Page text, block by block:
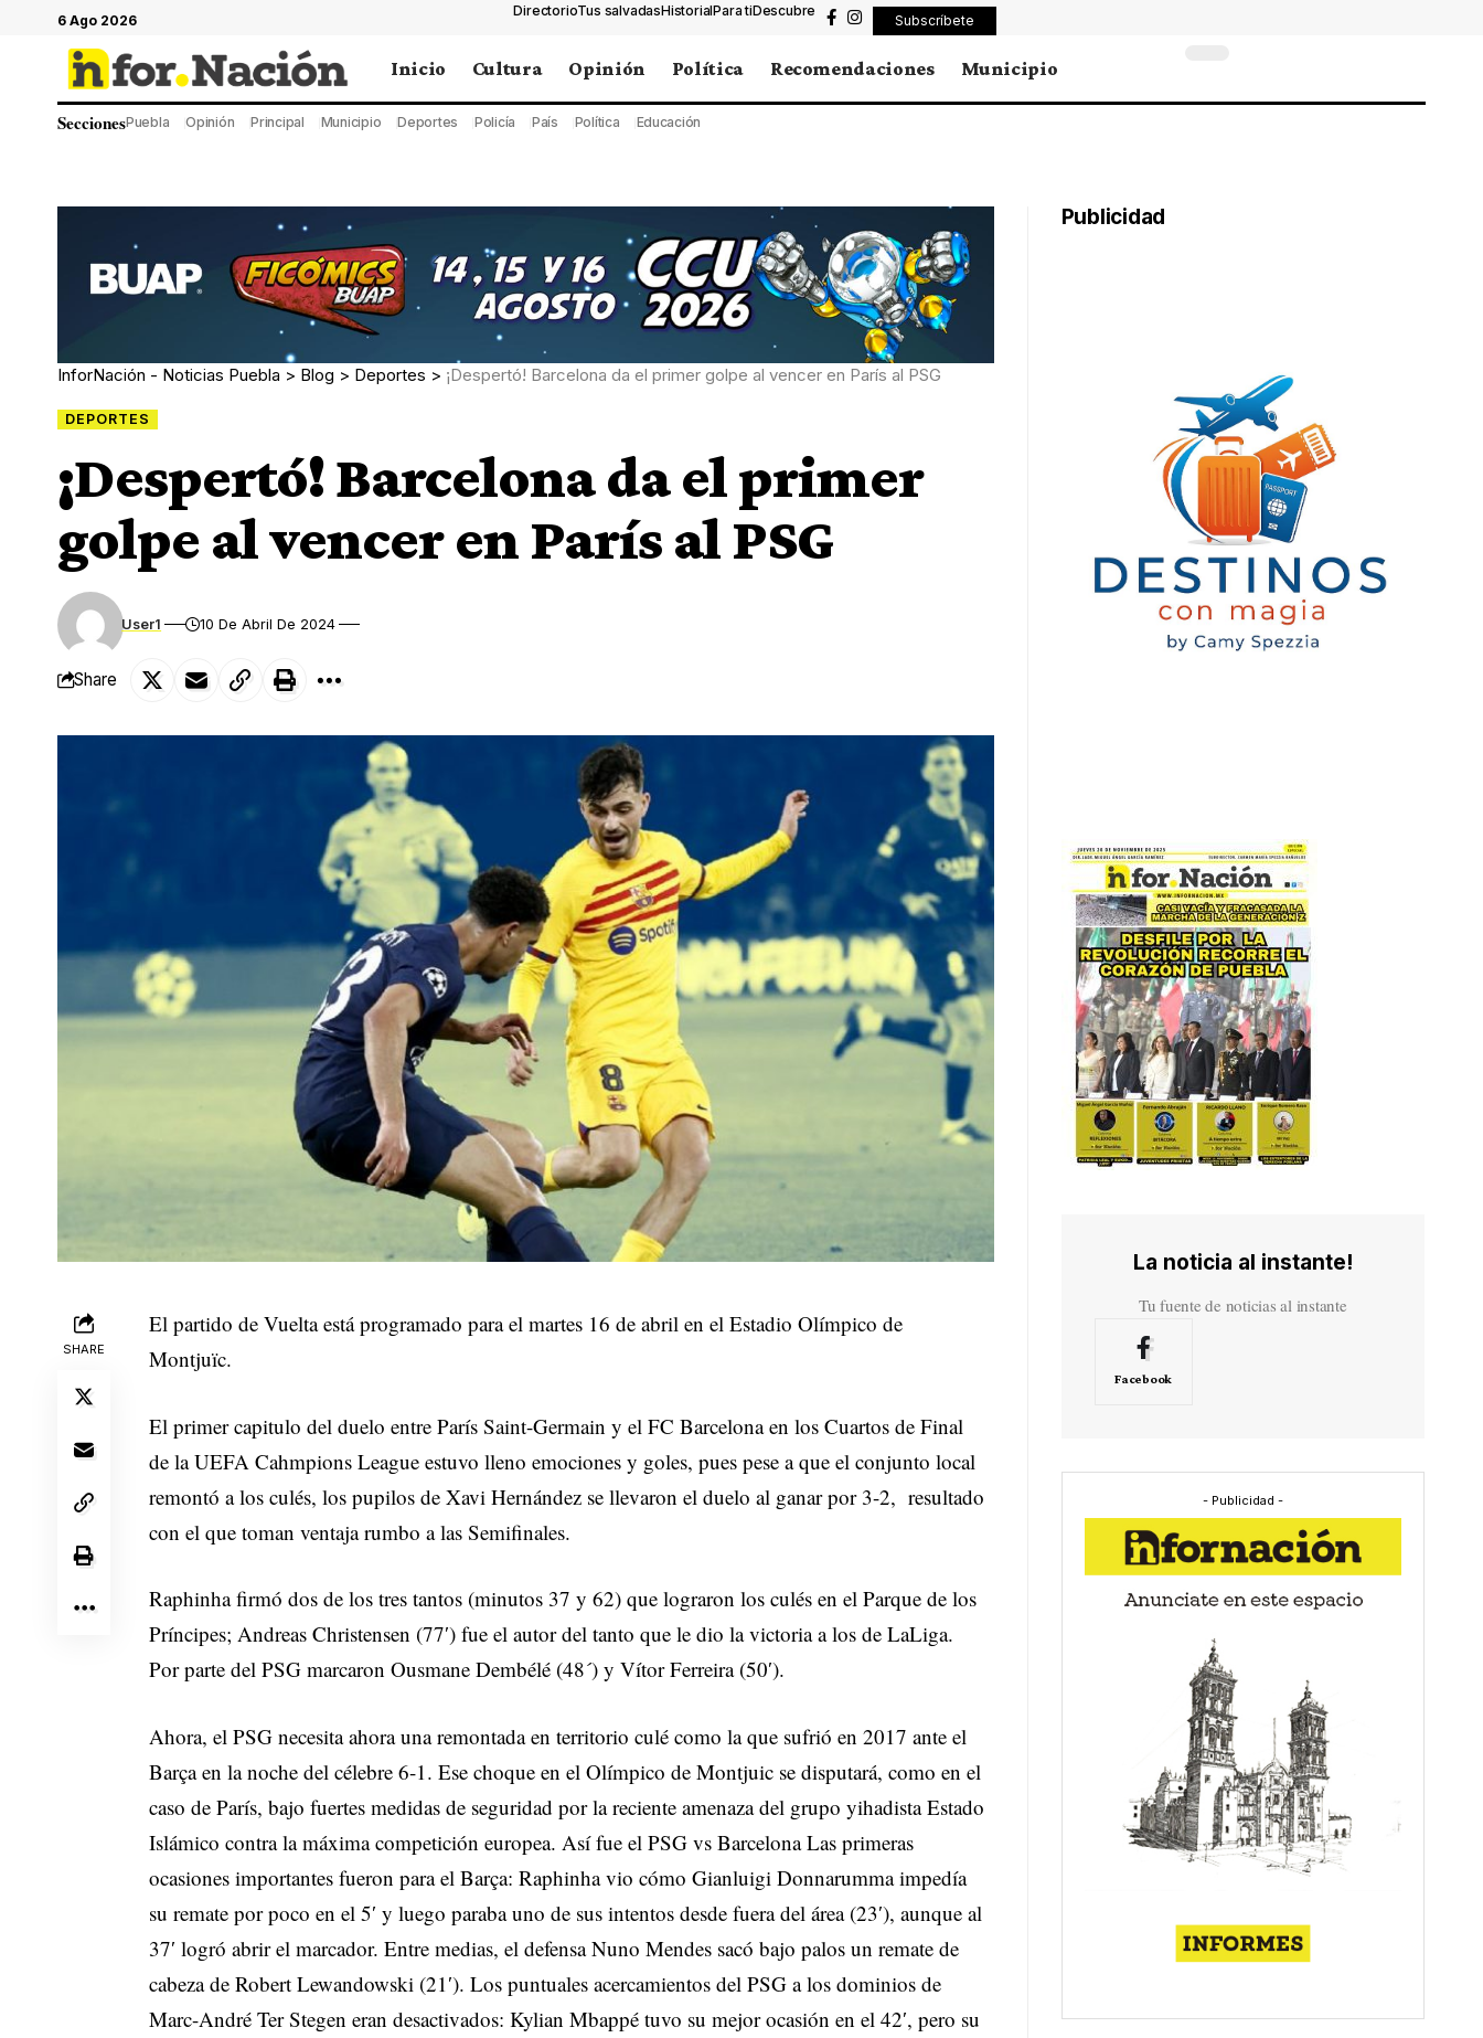
6 Ago 2026
DirectorioTus salvadasHistorialPara tiDescubre
Subscríbete
Inicio Cultura Opinión Política Recomendaciones Municipio
SeccionesPuebla Opinión Principal Municipio Deportes Policía País Política Educación
InforNación - Noticias Puebla > Blog > Deportes > ¡Despertó! Barcelona da el primer golpe al vencer en París al PSG
DEPORTES
¡Despertó! Barcelona da el primer
golpe al vencer en París al PSG
User1 10 De Abril De 2024
Share
SHARE
El partido de Vuelta está programado para el martes 16 de abril en el Estadio Olímpico de
Montjuïc.
El primer capitulo del duelo entre París Saint-Germain y el FC Barcelona en los Cuartos de Final
de la UEFA Cahmpions League estuvo lleno emociones y goles, pues pese a que el conjunto local
remontó a los culés, los pupilos de Xavi Hernández se llevaron el duelo al ganar por 3-2, resultado
con el que toman ventaja rumbo a las Semifinales.
Raphinha firmó dos de los tres tantos (minutos 37 y 62) que lograron los culés en el Parque de los
Príncipes; Andreas Christensen (77′) fue el autor del tanto que le dio la victoria a los de LaLiga.
Por parte del PSG marcaron Ousmane Dembélé (48´) y Vítor Ferreira (50′).
Ahora, el PSG necesita ahora una remontada en territorio culé como la que sufrió en 2017 ante el
Barça en la noche del célebre 6-1. Ese choque en el Olímpico de Montjuic se disputará, como en el
caso de París, bajo fuertes medidas de seguridad por la reciente amenaza del grupo yihadista Estado
Islámico contra la máxima competición europea. Así fue el PSG vs Barcelona Las primeras
ocasiones importantes fueron para el Barça: Raphinha vio cómo Gianluigi Donnarumma impedía
su remate por poco en el 5′ y luego paraba uno de sus intentos desde fuera del área (23′), aunque al
37′ logró abrir el marcador. Entre medias, el defensa Nuno Mendes sacó bajo palos un remate de
cabeza de Robert Lewandowski (21′). Los puntuales acercamientos del PSG a los dominios de
Marc-André Ter Stegen eran desactivados: Kylian Mbappé tuvo su mejor ocasión en el 42′, pero su
Publicidad
La noticia al instante!
Tu fuente de noticias al instante
Facebook
- Publicidad -